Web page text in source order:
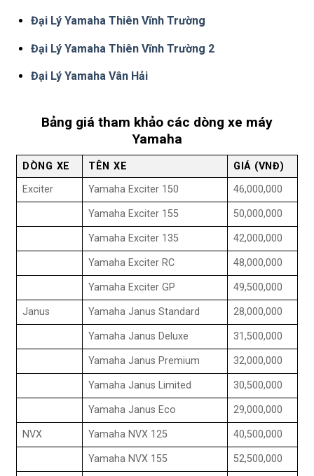
Đại Lý Yamaha Thiên Vĩnh Trường
Đại Lý Yamaha Thiên Vĩnh Trường 2
Đại Lý Yamaha Vân Hải
Bảng giá tham khảo các dòng xe máy
Yamaha
DÒNG XE TÊN XE
GIÁ (VNĐ)
Exciter
Yamaha Exciter 150 46,000,000
Yamaha Exciter 155 50,000,000
Yamaha Exciter 135 42,000,000
Yamaha Exciter RC 48,000,000
Yamaha Exciter GP 49,500,000
Janus Yamaha Janus Standard 28,000,000
Yamaha Janus Deluxe 31,500,000
Yamaha Janus Premium 32,000,000
Yamaha Janus Limited 30,500,000
Yamaha Janus Eco 29,000,000
NVX Yamaha NVX 125 40,500,000
Yamaha NVX 155 52,500,000